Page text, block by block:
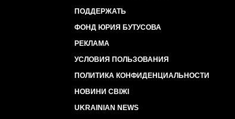
ПОДДЕРЖАТЬ
ФОНД ЮРИЯ БУТУСОВА
РЕКЛАМА
УСЛОВИЯ ПОЛЬЗОВАНИЯ
ПОЛИТИКА КОНФИДЕНЦИАЛЬНОСТИ
НОВИНИ СВІЖІ
UKRAINIAN NEWS